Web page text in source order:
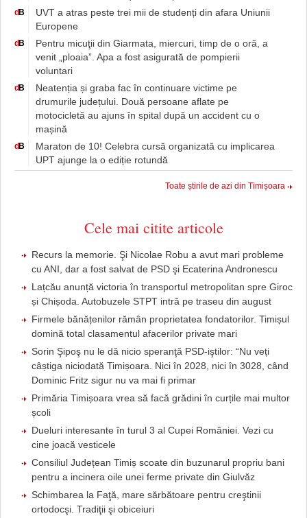
d B
UVT a atras peste trei mii de studenți din afara Uniunii
Europene
d B
Pentru micuţii din Giarmata, miercuri, timp de o oră, a
venit „ploaia”. Apa a fost asigurată de pompierii
voluntari
d B
Neatenția și graba fac în continuare victime pe
drumurile județului. Două persoane aflate pe
motocicletă au ajuns în spital după un accident cu o
mașină
d B
Maraton de 10! Celebra cursă organizată cu implicarea
UPT ajunge la o ediție rotundă
Toate știrile de azi din Timișoara
Cele mai citite articole
Recurs la memorie. Şi Nicolae Robu a avut mari probleme
cu ANI, dar a fost salvat de PSD şi Ecaterina Andronescu
Lațcău anunță victoria în transportul metropolitan spre Giroc
și Chișoda. Autobuzele STPT intră pe traseu din august
Firmele bănățenilor rămân proprietatea fondatorilor. Timișul
domină total clasamentul afacerilor private mari
Sorin Şipoş nu le dă nicio speranţă PSD-iştilor: “Nu veți
câștiga niciodată Timișoara. Nici în 2028, nici în 3028, când
Dominic Fritz sigur nu va mai fi primar
Primăria Timișoara vrea să facă grădini în curțile mai multor
școli
Dueluri interesante în turul 3 al Cupei României. Vezi cu
cine joacă vesticele
Consiliul Județean Timiș scoate din buzunarul propriu bani
pentru a incinera oile unei ferme private din Giulvăz
Schimbarea la Faţă, mare sărbătoare pentru creştinii
ortodocşi. Tradiţii şi obiceiuri